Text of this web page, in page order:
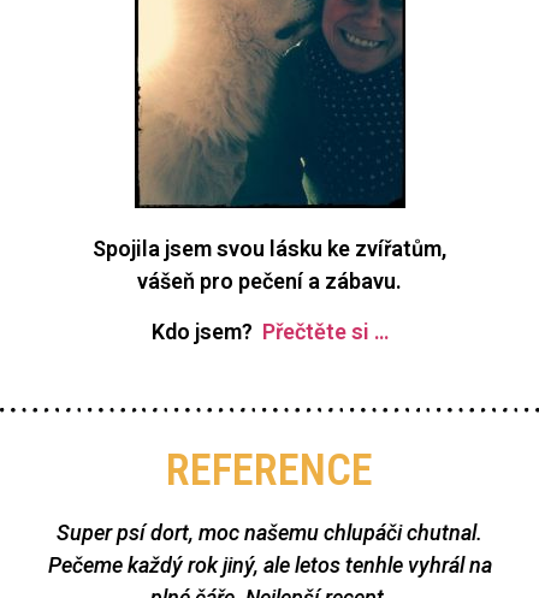
Spojila jsem svou lásku ke zvířatům,
vášeň pro pečení a zábavu.
Kdo jsem? Přečtěte si …
REFERENCE
Super psí dort, moc našemu chlupáči chutnal.
Pečeme každý rok jiný, ale letos tenhle vyhrál na